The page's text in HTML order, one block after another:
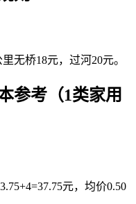
无桥18元，过河20元。
参考（1类家用
元，均价0.50